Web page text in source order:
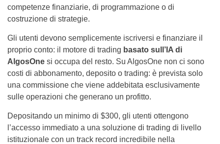
competenze finanziarie, di programmazione o di
costruzione di strategie.
Gli utenti devono semplicemente iscriversi e finanziare il
proprio conto: il motore di trading basato sull’IA di
AlgosOne si occupa del resto. Su AlgosOne non ci sono
costi di abbonamento, deposito o trading: è prevista solo
una commissione che viene addebitata esclusivamente
sulle operazioni che generano un profitto.
Depositando un minimo di $300, gli utenti ottengono
l’accesso immediato a una soluzione di trading di livello
istituzionale con un track record incredibile nella